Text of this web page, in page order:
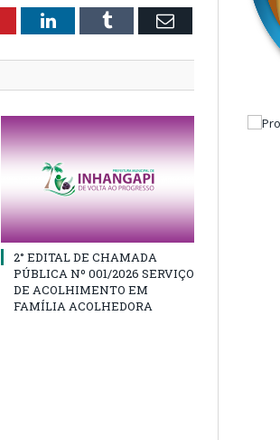
LinkedInTumblr Email
2° EDITAL DE CHAMADA
PÚBLICA Nº 001/2026 SERVIÇO
DE ACOLHIMENTO EM
FAMÍLIA ACOLHEDORA